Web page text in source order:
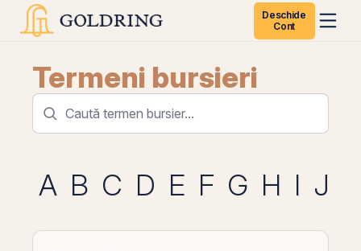
Deschide
Cont
Termeni bursieri
A B C D E F G H I J